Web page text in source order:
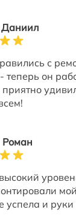
Даниил
с
теперь он
приятно
Роман
успела и руки